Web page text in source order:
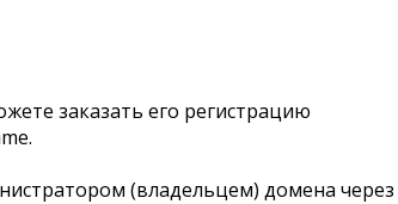
заказать его регистрацию
(владельцем) домена через